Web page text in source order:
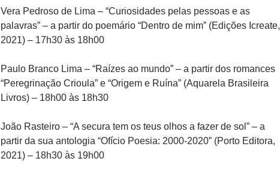
Vera Pedroso de Lima – “Curiosidades pelas pessoas e as
palavras” – a partir do poemário “Dentro de mim” (Edições Icreate,
2021) – 17h30 às 18h00
Paulo Branco Lima – “Raízes ao mundo” – a partir dos romances
“Peregrinação Crioula” e “Origem e Ruína” (Aquarela Brasileira
Livros) – 18h00 às 18h30
João Rasteiro – “A secura tem os teus olhos a fazer de sol” – a
partir da sua antologia “Ofício Poesia: 2000-2020” (Porto Editora,
2021) – 18h30 às 19h00